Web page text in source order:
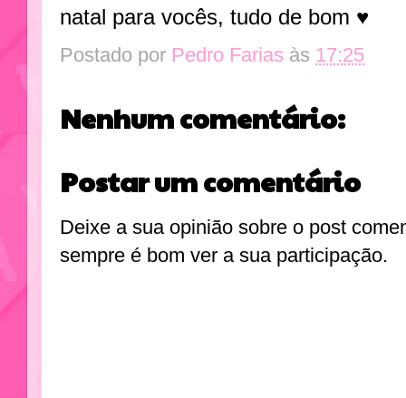
natal para vocês, tudo de bom ♥
Postado por Pedro Farias às 17:25
Nenhum comentário:
Postar um comentário
Deixe a sua opinião sobre o post
sempre é bom ver a sua participação.